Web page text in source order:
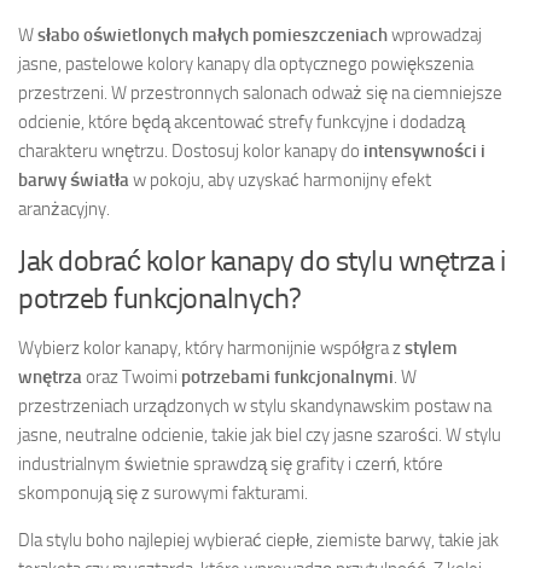
Wsłabo oświetlonych małych pomieszczeniachwprowadzaj
jasne, pastelowe kolory kanapy dla optycznego powiększenia
przestrzeni. W przestronnych salonach odważ się na ciemniejsze
odcienie, które będą akcentować strefy funkcyjne i dodadzą
charakteru wnętrzu. Dostosuj kolor kanapy do intensywności i
barwy światła w pokoju, aby uzyskać harmonijny efekt
aranżacyjny.
Jak dobrać kolor kanapy do stylu wnętrza i
potrzeb funkcjonalnych?
Wybierz kolor kanapy, który harmonijnie współgra zstylem
wnętrza oraz Twoimi potrzebami funkcjonalnymi . W
przestrzeniach urządzonych w stylu skandynawskim postaw na
jasne, neutralne odcienie, takie jak biel czy jasne szarości. W stylu
industrialnym świetnie sprawdzą się grafity i czerń, które
skomponują się z surowymi fakturami.
Dla stylu boho najlepiej wybierać ciepłe, ziemiste barwy, takie jak